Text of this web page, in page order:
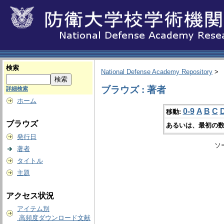
検索
詳細検索
ホーム
ブラウズ
発行日
著者
タイトル
主題
アクセス状況
アイテム別
高頻度ダウンロード文献
National Defense Academy Repository >
ブラウズ : 著者
移動: 0-9 A B C
あるいは、最初の
ソ